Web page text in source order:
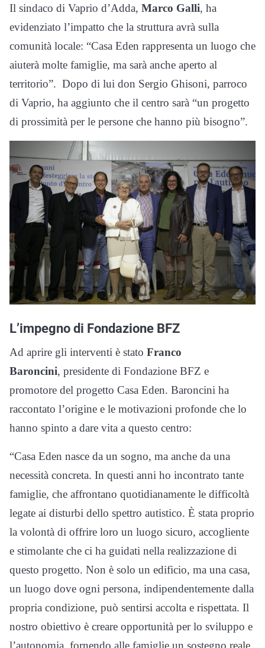
Il sindaco di Vaprio d’Adda, Marco Galli, ha
evidenziato l’impatto che la struttura avrà sulla
comunità locale: “Casa Eden rappresenta un luogo che
aiuterà molte famiglie, ma sarà anche aperto al
territorio”. Dopo di lui don Sergio Ghisoni, parroco
di Vaprio, ha aggiunto che il centro sarà “un progetto
di prossimità per le persone che hanno più bisogno”.
L’impegno di Fondazione BFZ
Ad aprire gli interventi è stato Franco
Baroncini, presidente di Fondazione BFZ e
promotore del progetto Casa Eden. Baroncini ha
raccontato l’origine e le motivazioni profonde che lo
hanno spinto a dare vita a questo centro:
“Casa Eden nasce da un sogno, ma anche da una
necessità concreta. In questi anni ho incontrato tante
famiglie, che affrontano quotidianamente le difficoltà
legate ai disturbi dello spettro autistico. È stata proprio
la volontà di offrire loro un luogo sicuro, accogliente
e stimolante che ci ha guidati nella realizzazione di
questo progetto. Non è solo un edificio, ma una casa,
un luogo dove ogni persona, indipendentemente dalla
propria condizione, può sentirsi accolta e rispettata. Il
nostro obiettivo è creare opportunità per lo sviluppo e